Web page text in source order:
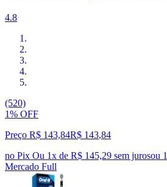
4.8
(520)
1% OFF
Preço R$ 143,84R$ 143,84
no Pix Ou 1x de R$ 145,29 sem jurosou 1
Mercado Full